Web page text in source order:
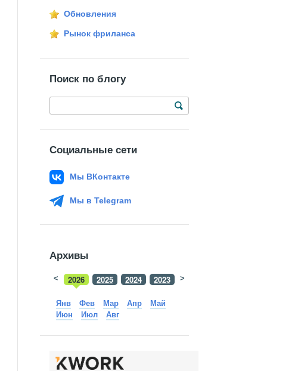
Обновления
Рынок фриланса
Поиск по блогу
Социальные сети
Мы ВКонтакте
Мы в Telegram
Архивы
2026 2025 2024 2023 2022
< >
Янв Фев Мар Апр
Май
Июн
Июл Авг